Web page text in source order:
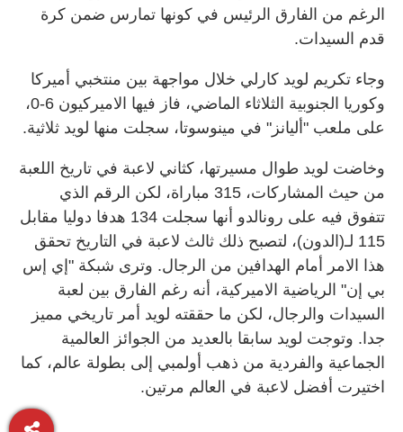
الرغم من الفارق الرئيس في كونها تمارس ضمن كرة
قدم السيدات.
وجاء تكريم لويد كارلي خلال مواجهة بين منتخبي أميركا
وكوريا الجنوبية الثلاثاء الماضي، فاز فيها الاميركيون 6-0،
على ملعب "أليانز" في مينوسوتا، سجلت منها لويد ثلاثية.
وخاضت لويد طوال مسيرتها، كثاني لاعبة في تاريخ اللعبة
من حيث المشاركات، 315 مباراة، لكن الرقم الذي
تتفوق فيه على رونالدو أنها سجلت 134 هدفا دوليا مقابل
115 لـ(الدون)، لتصبح ذلك ثالث لاعبة في التاريخ تحقق
هذا الامر أمام الهدافين من الرجال. وترى شبكة "إي إس
بي إن" الرياضية الاميركية، أنه رغم الفارق بين لعبة
السيدات والرجال، لكن ما حققته لويد أمر تاريخي مميز
جدا. وتوجت لويد سابقا بالعديد من الجوائز العالمية
الجماعية والفردية من ذهب أولمبي إلى بطولة عالم، كما
اختيرت أفضل لاعبة في العالم مرتين.